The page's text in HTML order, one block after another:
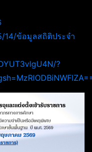
14/ข้อมูลสถิติประจำ
?